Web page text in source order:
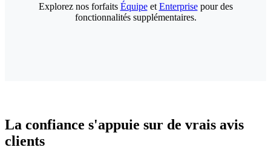
Explorez nos forfaits Équipeet Enterprisepour des
fonctionnalités supplémentaires.
La confiance s'appuie sur de vrais avis
clients